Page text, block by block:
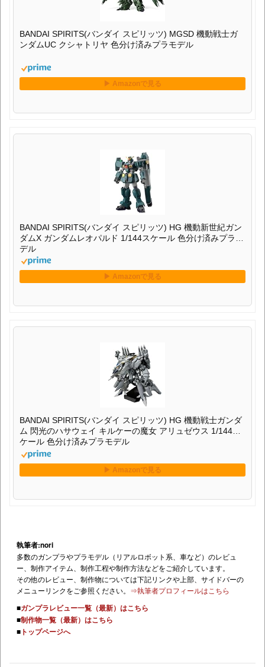
BANDAI SPIRITS(バンダイ スピリッツ) MGSD 機動戦士ガ
ンダムUC クシャトリヤ 色分け済みプラモデル
BANDAI SPIRITS(バンダイ スピリッツ) HG 機動新世紀ガン
ダムX ガンダムレオパルド 1/144スケール 色分け済みプラモ
デル
BANDAI SPIRITS(バンダイ スピリッツ) HG 機動戦士ガンダ
ム 閃光のハサウェイ キルケーの魔女 アリュゼウス 1/144ス
ケール 色分け済みプラモデル
執筆者:nori
多数のガンプラやプラモデル（リアルロボット系、車など）のレビュ
ー、制作アイテム、制作工程や制作方法などをご紹介しています。
その他のレビュー、制作物については下記リンクや上部、サイドバーの
メニューリンクをご参照ください。 ⇒執筆者プロフィールはこちら
■ガンプラレビュー一覧（最新）はこちら
■制作物一覧（最新）はこちら
■ トップページへ